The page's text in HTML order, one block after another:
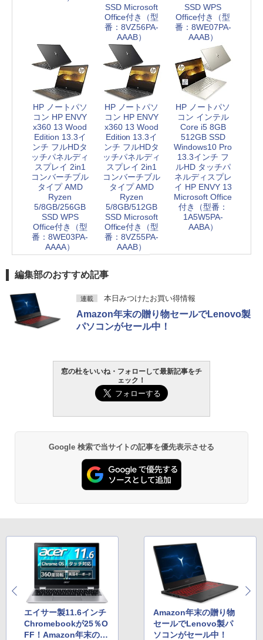
SSD Microsoft
Office付き（型
番：8VZ56PA-
AAAB）
SSD WPS
Office付き（型
番：8WE07PA-
AAAB）
HP ノートパソ
コン HP ENVY
x360 13 Wood
Edition 13.3イ
ンチ フルHDタ
ッチパネルディ
スプレイ 2in1
コンバーチブル
タイプ AMD
Ryzen
5/8GB/256GB
SSD WPS
Office付き（型
番：8WE03PA-
AAAA）
HP ノートパソ
コン HP ENVY
x360 13 Wood
Edition 13.3イ
ンチ フルHDタ
ッチパネルディ
スプレイ 2in1
コンバーチブル
タイプ AMD
Ryzen
5/8GB/512GB
SSD Microsoft
Office付き（型
番：8VZ55PA-
AAAB）
HP ノートパソ
コン インテル
Core i5 8GB
512GB SSD
Windows10 Pro
13.3インチ フ
ルHD タッチパ
ネルディスプレ
イ HP ENVY 13
Microsoft Office
付き（型番：
1A5W5PA-
AABA）
編集部のおすすめ記事
連載 本日みつけたお買い得情報
Amazon年末の贈り物セールでLenovo製
パソコンがセール中！
窓の杜をいいね・フォローして最新記事をチ
ェック！
Google 検索で当サイトの記事を優先表示させる
エイサー製11.6インチ
Chromebookが25％O
FF！Amazon年末の贈
Amazon年末の贈り物
セールでLenovo製パ
ソコンがセール中！